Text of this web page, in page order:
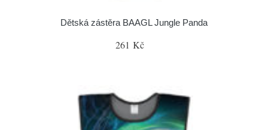
Dětská zástěra BAAGL Jungle Panda
261 Kč